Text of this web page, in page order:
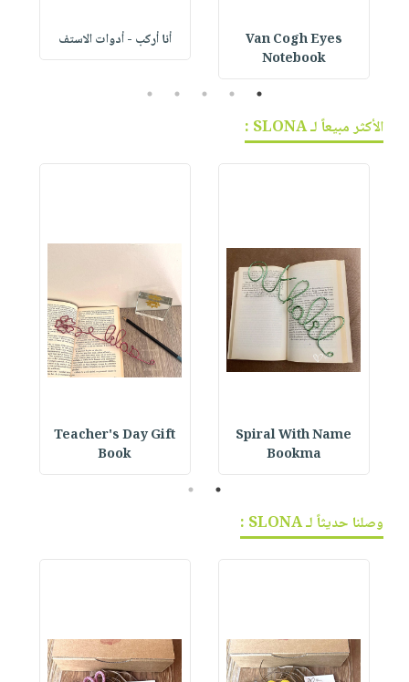
Van Cogh Eyes
Notebook
أنا أركب - أدوات الاستف
1
2
3
4
5
الأكثر مبيعاً لـ SLONA :
Spiral With Name
Bookma
Teacher's Day Gift
Book
1
2
وصلنا حديثاً لـ SLONA :